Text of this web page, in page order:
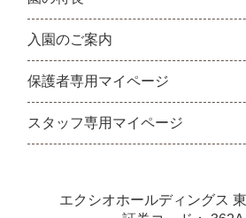
入園のご案内
保護者専用マイページ
スタッフ専用マイページ
エクシオホールディングス